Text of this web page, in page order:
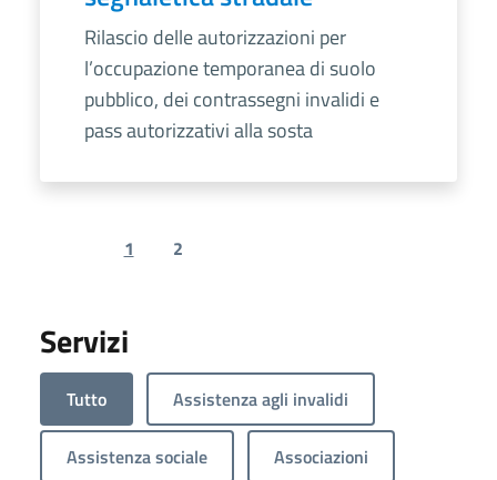
Rilascio delle autorizzazioni per
l’occupazione temporanea di suolo
pubblico, dei contrassegni invalidi e
pass autorizzativi alla sosta
Previous page
1 2
Servizi
Tutto Assistenza agli invalidi
Assistenza sociale Associazioni